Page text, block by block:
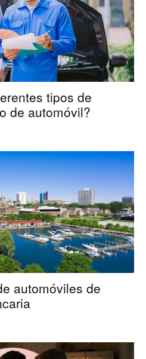
tipos de
de automóvil?
automóviles de